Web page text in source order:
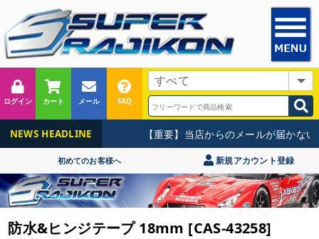
ログイン カート メール FAQ
NEWS HEADLINE 【重要】当店からのメールが届かない
初めてのお客様へ 新規アカウント登録
防水&ヒンジテープ 18mm [CAS-43258]